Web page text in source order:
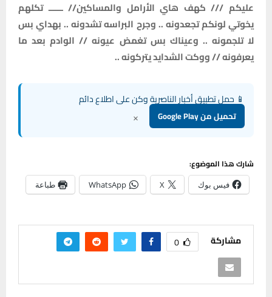
عليكم /// كهف هاي الأرامل والمساكين// ــــــ تكلهم
يخوتي لونكم تجعدونه .. وجرح البراسه تشدونه .. بهداي بس
لا تلجمونه .. وعيناك بس تغمض عيونه // الوادم بعد ما
يعرفونه // ووكت الشدايد يتركونه ..
📱 حمل تطبيق أخبار الناصرية وكن على اطلاع دائم
تحميل من Google Play ×
شارك هذا الموضوع:
فيس بوك X
WhatsApp طباعة
مشاركة 0